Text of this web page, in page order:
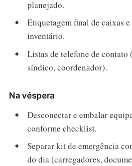
planejado.
Etiquetagem final de caixas
inventário.
Listas de telefone de contato
síndico, coordenador).
Na véspera
Desconectar e embalar
conforme checklist.
Separar kit de emergência
do dia (carregadores,